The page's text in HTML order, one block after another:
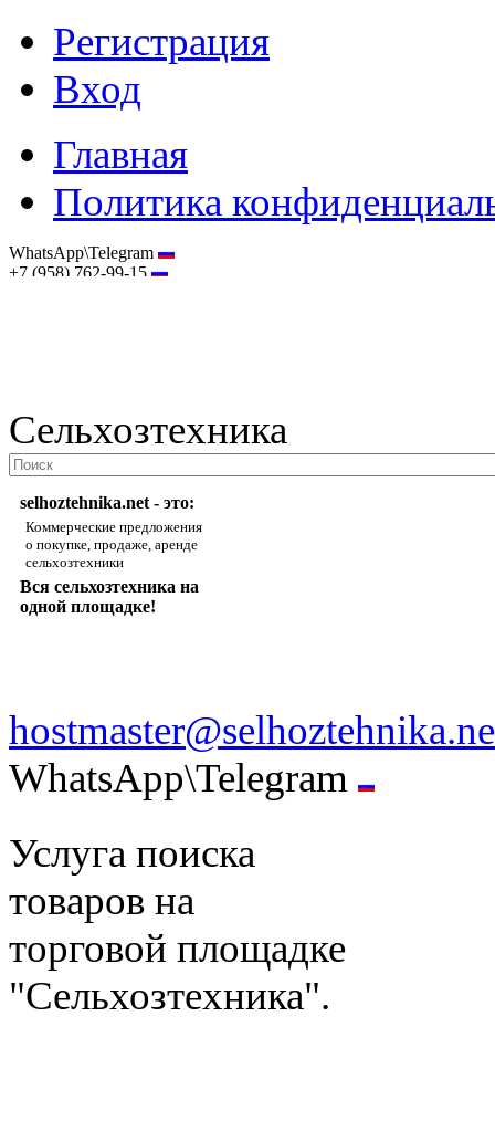
Регистрация
Вход
Главная
Политика
WhatsApp\Telegram
+7 (958) 762-99-15
Сельхозтехника
selhoztehnika.net - это:
Коммерческие предложения
о покупке, продаже, аренде
сельхозтехники
Вся сельхозтехника на
одной площадке!
WhatsApp\Telegram
Услуга поиска
товаров на
торговой площадке
"Сельхозтехника".